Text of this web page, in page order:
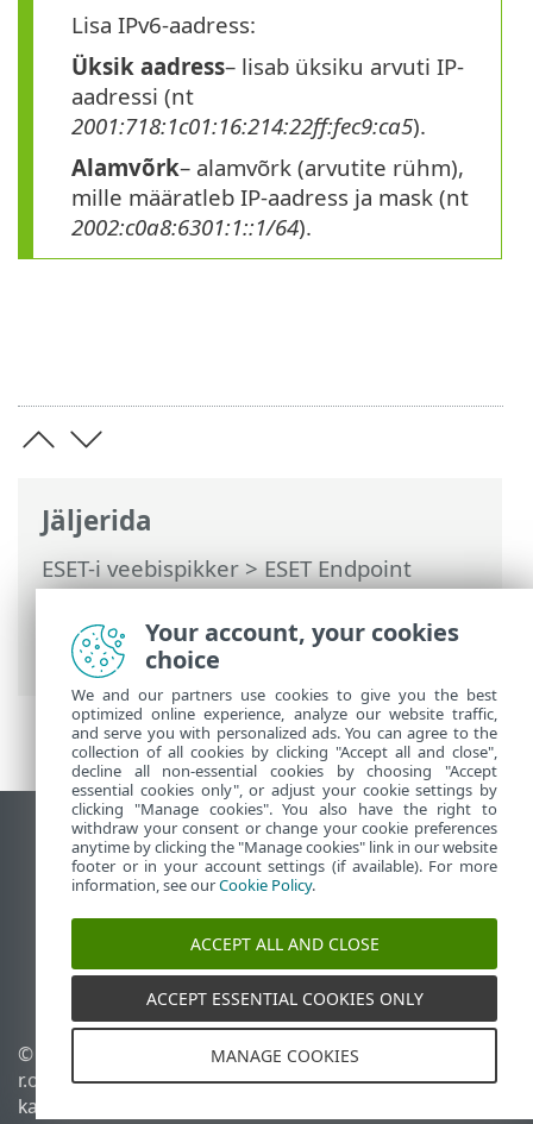
Jäljerida
ESET-i veebispikker>ESET Endpoint
Antivirus>Täpsem häälestus>Kaitsed>
Võrgukasutuse kaitse>IP-komplektid>
Redigeeri IP-komplekte
Lisa IPv6-aadress:
Üksik aadress– lisab üksiku arvuti IP-
aadressi (nt
2001:718:1c01:16:214:22ff:fec9:ca5).
Alamvõrk– alamvõrk (arvutite rühm),
mille määratleb IP-aadress ja mask (nt
2002:c0a8:6301:1::1/64).
Vaata tavaarvutile mõeldud veebilehte
End of Life
ESET-i teabebaas
ESET-i foorum
ESET Status Portal
Piirkondlik tugi
© 1992 - 2026 ESET, spol. s
r.o. – kõik õigused on
kaitstud.
Küpsisepoliitika
Your account, your cookies
choice
We and our partners use cookies to give you the best
optimized online experience, analyze our website traffic,
and serve you with personalized ads. You can agree to the
collection of all cookies by clicking "Accept all and close",
decline all non-essential cookies by choosing "Accept
essential cookies only", or adjust your cookie settings by
clicking "Manage cookies". You also have the right to
withdraw your consent or change your cookie preferences
anytime by clicking the "Manage cookies" link in our website
footer or in your account settings (if available). For more
information, see ourCookie Policy.
ACCEPT ALL AND CLOSE
ACCEPT ESSENTIAL COOKIES ONLY
MANAGE COOKIES